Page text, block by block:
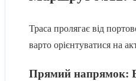
Траса пролягає від
варто орієнтуватися на
Прямий напрямок: